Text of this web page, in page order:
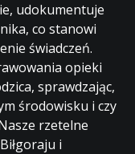
udokumentuje
co stanowi
świadczeń.
opieki
sprawdzając,
środowisku i czy
rzetelne
i